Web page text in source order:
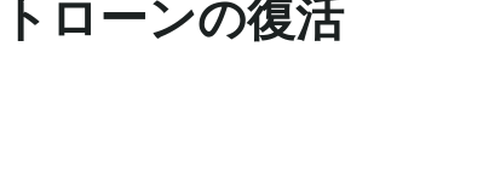
ホテル事業
ホテル事業
ローンの復活